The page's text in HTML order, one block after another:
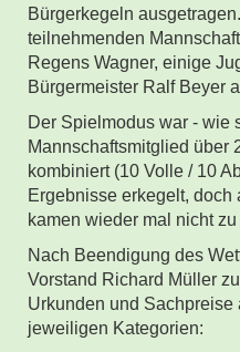
Bürgerkegeln ausgetragen.
teilnehmenden
Regens Wagner, einige
Bürgermeister Ralf Beyer
Der Spielmodus war - wie
Mannschaftsmitglied über
kombiniert (10 Volle / 10
Ergebnisse erkegelt,
kamen wieder mal nicht zu
Nach Beendigung des
Vorstand Richard Müller
Urkunden und Sachpreise
jeweiligen Kategorien: